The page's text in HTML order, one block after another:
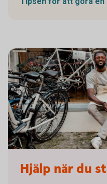
Hjälp när du